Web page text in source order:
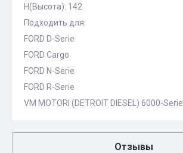
H(Высота): 142
Подходить для:
FORD D-Serie
FORD Cargo
FORD N-Serie
FORD R-Serie
VM MOTORI (DETROIT DIESEL) 6000-Serie
Отзывы